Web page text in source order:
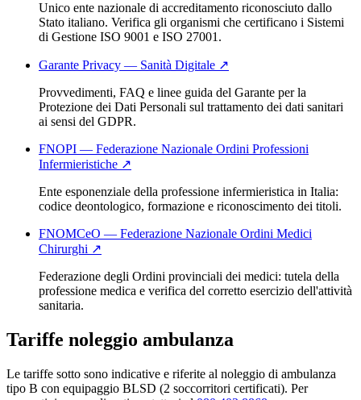
Unico ente nazionale di accreditamento riconosciuto dallo
Stato italiano. Verifica gli organismi che certificano i Sistemi
di Gestione ISO 9001 e ISO 27001.
Garante Privacy — Sanità Digitale ↗
Provvedimenti, FAQ e linee guida del Garante per la
Protezione dei Dati Personali sul trattamento dei dati sanitari
ai sensi del GDPR.
FNOPI — Federazione Nazionale Ordini Professioni
Infermieristiche ↗
Ente esponenziale della professione infermieristica in Italia:
codice deontologico, formazione e riconoscimento dei titoli.
FNOMCeO — Federazione Nazionale Ordini Medici
Chirurghi ↗
Federazione degli Ordini provinciali dei medici: tutela della
professione medica e verifica del corretto esercizio dell'attività
sanitaria.
Tariffe noleggio ambulanza
Le tariffe sotto sono indicative e riferite al noleggio di ambulanza
tipo B con equipaggio BLSD (2 soccorritori certificati). Per